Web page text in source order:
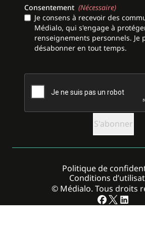
Consentement (Nécessaire)
Je consens à recevoir des
Médialo, qui s'engage à
renseignements personnels. Je
désabonner en tout temps.
CAPTCHA
© Médialo. Tous droits
Politique de
Conditions